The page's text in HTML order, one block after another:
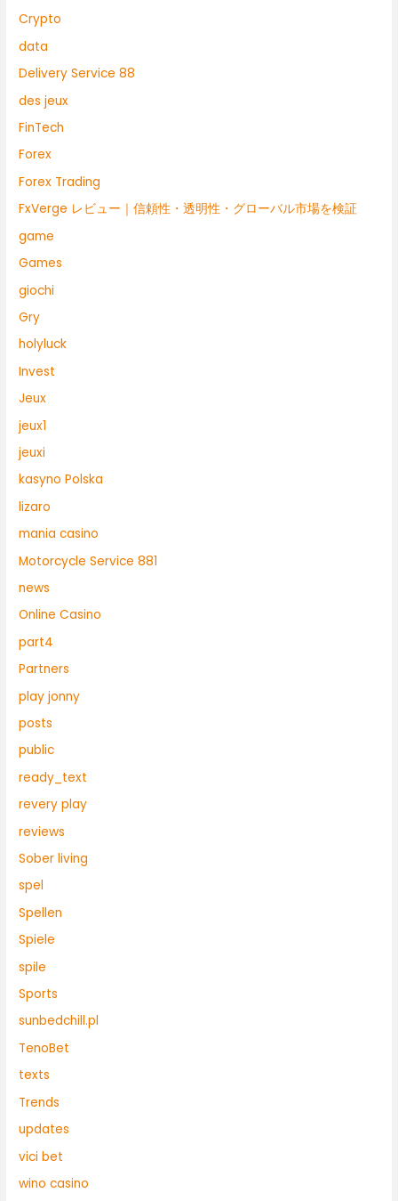
Crypto
data
Delivery Service 88
des jeux
FinTech
Forex
Forex Trading
FxVerge レビュー｜信頼性・透明性・グローバル市場を検証
game
Games
giochi
Gry
holyluck
Invest
Jeux
jeux1
jeuxi
kasyno Polska
lizaro
mania casino
Motorcycle Service 881
news
Online Casino
part4
Partners
play jonny
posts
public
ready_text
revery play
reviews
Sober living
spel
Spellen
Spiele
spile
Sports
sunbedchill.pl
TenoBet
texts
Trends
updates
vici bet
wino casino